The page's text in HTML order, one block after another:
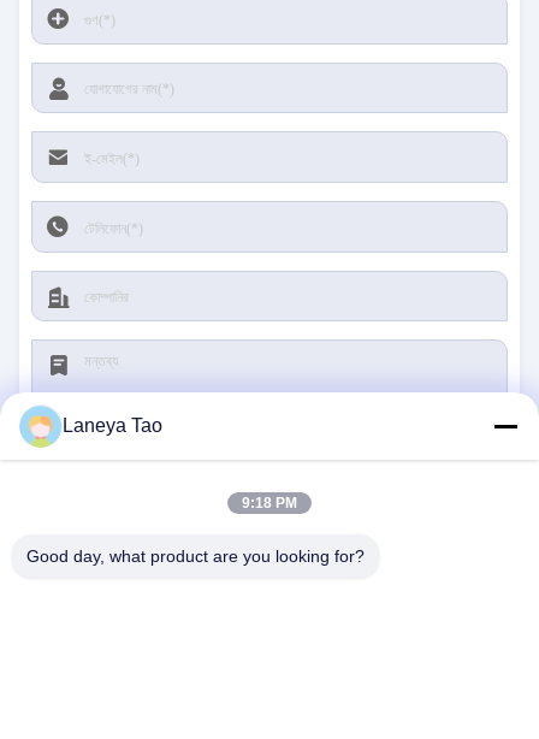
জমা দিন
Laneya Tao
9:18 PM
Good day, what product are you looking for?